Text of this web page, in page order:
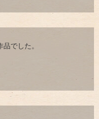
でした。